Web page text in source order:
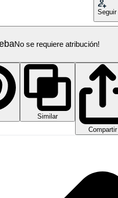
Seguir
No se requiere atribución!
Similar
Compartir